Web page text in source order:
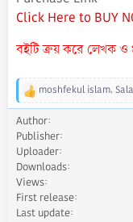
Click Here to BUY
বইটি ক্রয় করে লেখক ও
R
e
a
c
t
i
o
n
s
moshfekul islam,
Author
Publisher
Uploader
Downloads
Views
First release
Last update